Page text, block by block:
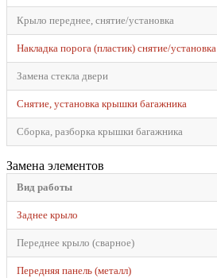
Крыло переднее, снятие/установка
Накладка порога (пластик) снятие/установка
Замена стекла двери
Снятие, установка крышки багажника
Сборка, разборка крышки багажника
Замена элементов
Вид работы
Заднее крыло
Переднее крыло (сварное)
Передняя панель (металл)